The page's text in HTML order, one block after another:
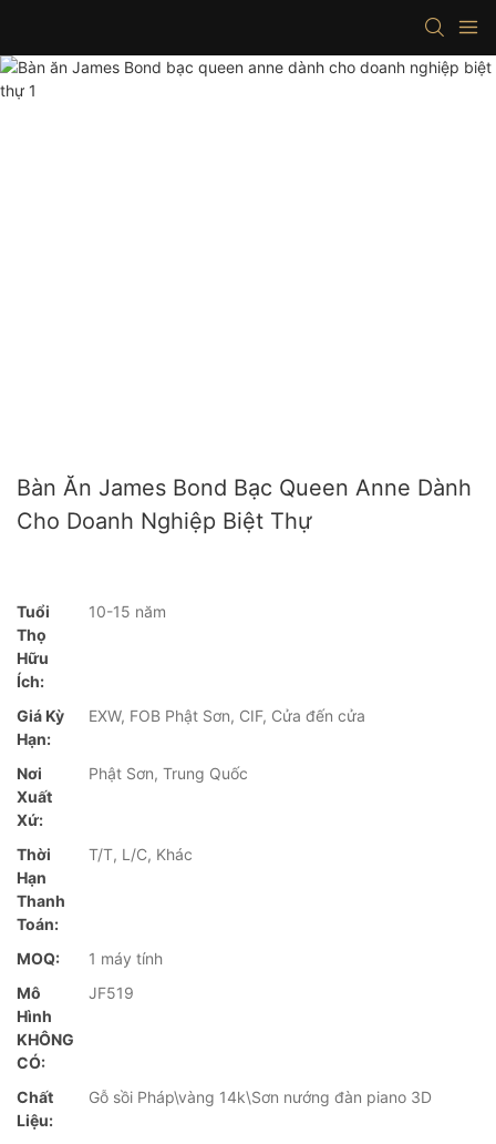
Bàn Ăn James Bond Bạc Queen Anne Dành
Cho Doanh Nghiệp Biệt Thự
Tuổi
Thọ
Hữu
Ích:
10-15 năm
Giá Kỳ
Hạn:
EXW, FOB Phật Sơn, CIF, Cửa đến cửa
Nơi
Xuất
Xứ:
Phật Sơn, Trung Quốc
Thời
Hạn
Thanh
Toán:
T/T, L/C, Khác
MOQ:
1 máy tính
Mô
Hình
KHÔNG
CÓ:
JF519
Chất
Liệu:
Gỗ sồi Pháp\vàng 14k\Sơn nướng đàn piano 3D